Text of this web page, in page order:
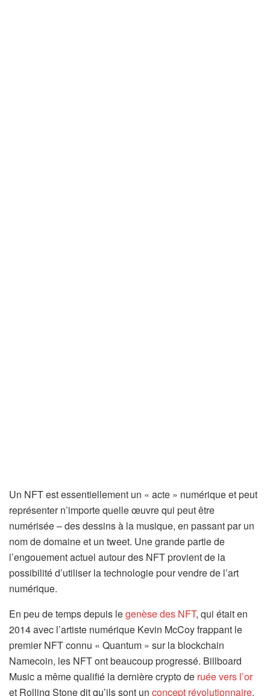
Un NFT est essentiellement un « acte » numérique et peut
représenter n’importe quelle œuvre qui peut être
numérisée – des dessins à la musique, en passant par un
nom de domaine et un tweet. Une grande partie de
l’engouement actuel autour des NFT provient de la
possibilité d’utiliser la technologie pour vendre de l’art
numérique.
En peu de temps depuis legenèse des NFT, qui était en
2014 avec l’artiste numérique Kevin McCoy frappant le
premier NFT connu « Quantum » sur la blockchain
Namecoin, les NFT ont beaucoup progressé. Billboard
Music a même qualifié la dernière crypto de ruée vers l’or
et Rolling Stone dit qu’ils sont un concept révolutionnaire.